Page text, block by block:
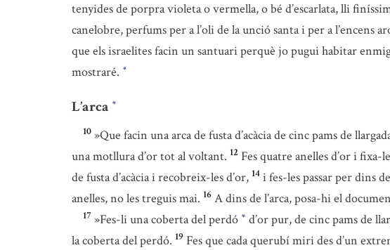
tenyides de porpra violeta o vermella, o bé d’escarlata, lli
canelobre, perfums per a l’oli de la unció santa i per a l’encens
que els israelites facin un santuari perquè jo pugui habitar enmig
mostraré. *
L’arca *
10 »Que facin una arca de fusta d’acàcia de cinc pams de
una motllura d’or tot al voltant. 12 Fes quatre anelles d’or i fixa-
de fusta d’acàcia i recobreix-les d’or, 14 i fes-les passar per dins
anelles, no les treguis mai. 16 A dins de l’arca, posa-hi el
17 »Fes-li una coberta del perdó * d’or pur, de cinc pams de
la coberta del perdó. 19 Fes que cada querubí miri des d’un